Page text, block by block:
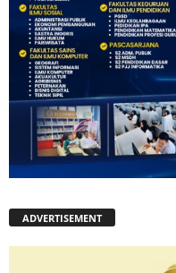
ADVERTISEMENT